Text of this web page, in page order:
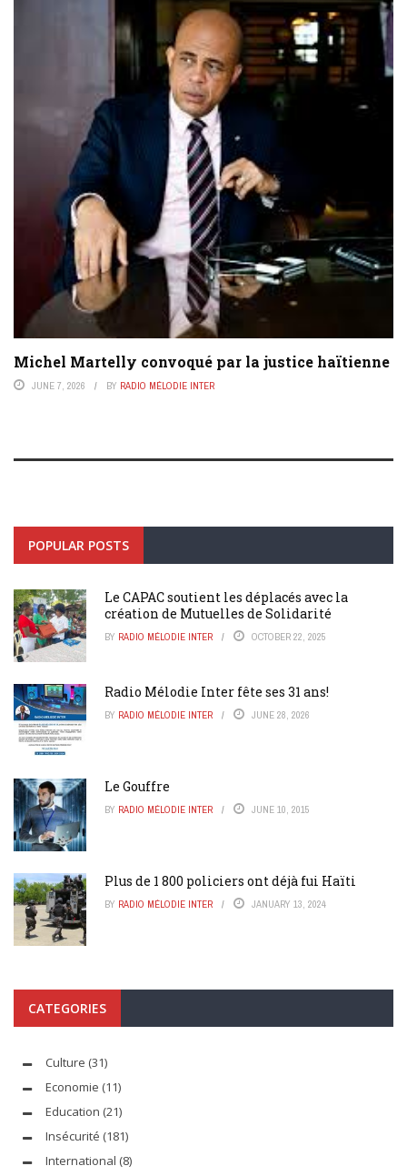
Michel Martelly convoqué par la justice haïtienne
JUNE 7, 2026 BY RADIO MÉLODIE INTER
POPULAR POSTS
Le CAPAC soutient les déplacés avec la
création de Mutuelles de Solidarité
BY RADIO MÉLODIE INTER OCTOBER 22, 2025
Radio Mélodie Inter fête ses 31 ans!
BY RADIO MÉLODIE INTER JUNE 28, 2026
Le Gouffre
BY RADIO MÉLODIE INTER JUNE 10, 2015
Plus de 1 800 policiers ont déjà fui Haïti
BY RADIO MÉLODIE INTER JANUARY 13, 2024
CATEGORIES
Culture (31)
Economie (11)
Education (21)
Insécurité (181)
International (8)